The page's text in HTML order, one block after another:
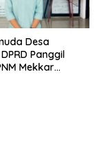
Desa
Panggil
Mekkar